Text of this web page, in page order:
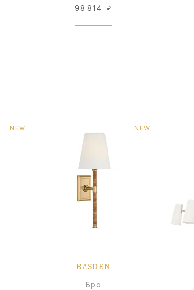
98 814 ₽
NEW NEW
BASDEN
Бра